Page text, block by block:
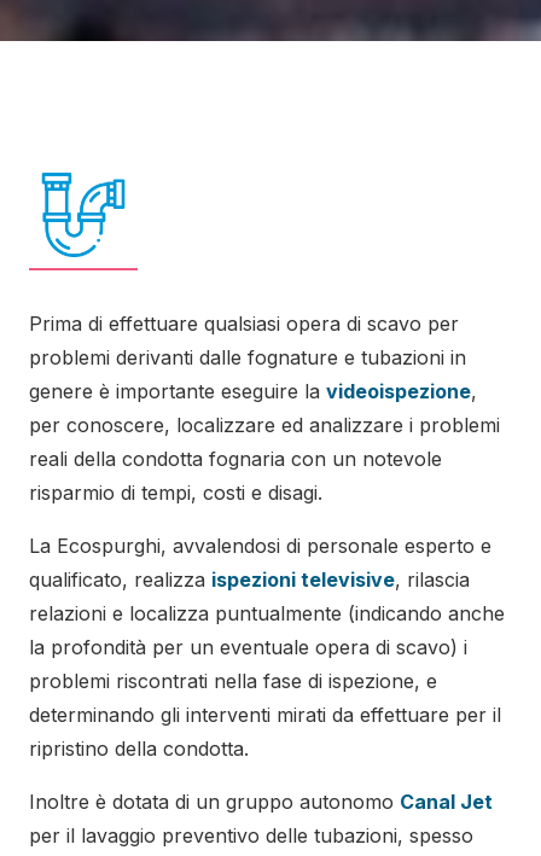
Prima di effettuare qualsiasi opera di scavo per
problemi derivanti dalle fognature e tubazioni in
genere è importante eseguire la videoispezione,
per conoscere, localizzare ed analizzare i problemi
reali della condotta fognaria con un notevole
risparmio di tempi, costi e disagi.
La Ecospurghi, avvalendosi di personale esperto e
qualificato, realizza ispezioni televisive, rilascia
relazioni e localizza puntualmente (indicando anche
la profondità per un eventuale opera di scavo) i
problemi riscontrati nella fase di ispezione, e
determinando gli interventi mirati da effettuare per il
ripristino della condotta.
Inoltre è dotata di un gruppo autonomo Canal Jet
per il lavaggio preventivo delle tubazioni, spesso